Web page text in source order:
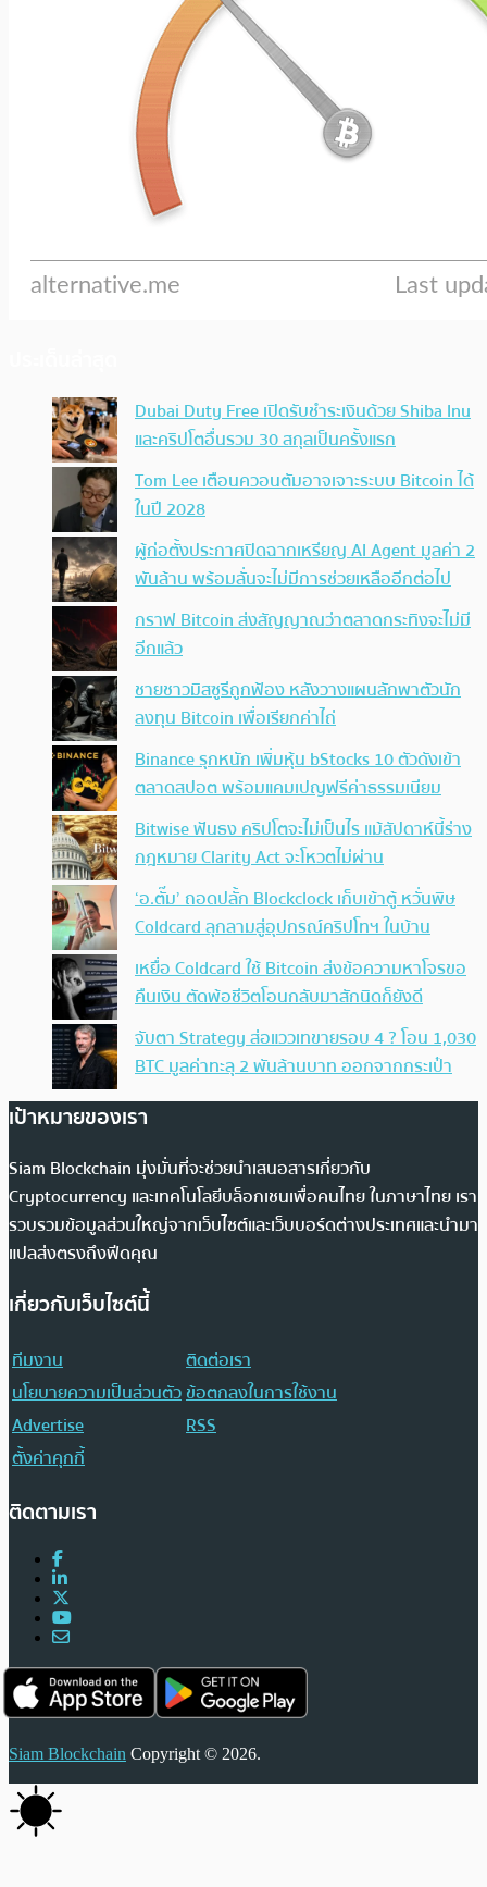
Dubai Duty Free เปิดรับชำระเงินด้วย Shiba Inu
และคริปโตอื่นรวม 30 สกุลเป็นครั้งแรก
Tom Lee เตือนควอนตัมอาจเจาะระบบ Bitcoin ได้
ในปี 2028
ผู้ก่อตั้งประกาศปิดฉากเหรียญ AI Agent มูลค่า 2
พันล้าน พร้อมลั่นจะไม่มีการช่วยเหลืออีกต่อไป
กราฟ Bitcoin ส่งสัญญาณว่าตลาดกระทิงจะไม่มี
อีกแล้ว
ชายชาวมิสซูรีถูกฟ้อง หลังวางแผนลักพาตัวนัก
ลงทุน Bitcoin เพื่อเรียกค่าไถ่
Binance รุกหนัก เพิ่มหุ้น bStocks 10 ตัวดังเข้า
ตลาดสปอต พร้อมแคมเปญฟรีค่าธรรมเนียม
Bitwise ฟันธง คริปโตจะไม่เป็นไร แม้สัปดาห์นี้ร่าง
กฎหมาย Clarity Act จะโหวตไม่ผ่าน
‘อ.ตั๊ม’ ถอดปลั้ก Blockclock เก็บเข้าตู้ หวั่นพิษ
Coldcard ลุกลามสู่อุปกรณ์คริปโทฯ ในบ้าน
เหยื่อ Coldcard ใช้ Bitcoin ส่งข้อความหาโจรขอ
คืนเงิน ตัดพ้อชีวิตโอนกลับมาสักนิดก็ยังดี
จับตา Strategy ส่อแววเทขายรอบ 4 ? โอน 1,030
BTC มูลค่าทะลุ 2 พันล้านบาท ออกจากกระเป๋า
เป้าหมายของเรา
Siam Blockchain มุ่งมั่นที่จะช่วยนำเสนอสารเกี่ยวกับ
Cryptocurrency และเทคโนโลยีบล็อกเชนเพื่อคนไทย ในภาษาไทย เรา
รวบรวมข้อมูลส่วนใหญ่จากเว็บไซต์และเว็บบอร์ดต่างประเทศและนำมา
แปลส่งตรงถึงฟีดคุณ
เกี่ยวกับเว็บไซต์นี้
ทีมงาน
ติดต่อเรา
นโยบายความเป็นส่วนตัวข้อตกลงในการใช้งาน
Advertise
RSS
ตั้งค่าคุกกี้
ติดตามเรา
Siam Blockchain Copyright © 2026.